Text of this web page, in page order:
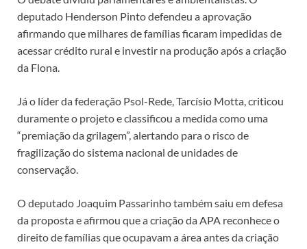
deputado Henderson Pinto defendeu a aprovação
afirmando que milhares de famílias ficaram impedidas de
acessar crédito rural e investir na produção após a criação
da Flona.
Já o líder da federação Psol-Rede, Tarcísio Motta, criticou
duramente o projeto e classificou a medida como uma
“premiação da grilagem”, alertando para o risco de
fragilização do sistema nacional de unidades de
conservação.
O deputado Joaquim Passarinho também saiu em defesa
da proposta e afirmou que a criação da APA reconhece o
direito de famílias que ocupavam a área antes da criação